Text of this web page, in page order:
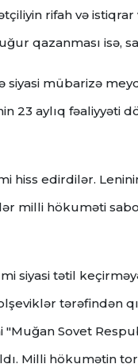
rifah və
qazanması isə,
mübarizə
23 aylıq fəaliyyəti
hiss edirdilər.
milli hökuməti
siyasi tətil
tərəfindən
"Muğan Sovet
Milli hökumətin